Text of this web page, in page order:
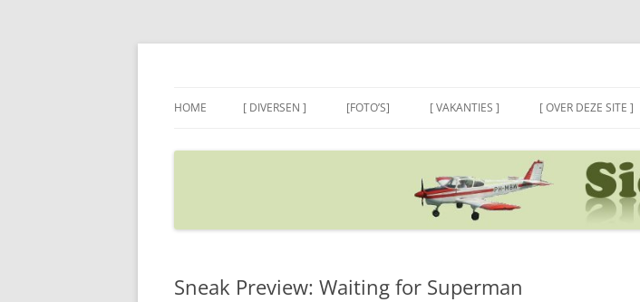
Ga
HOME [ DIVERSEN ] [FOTO’S] [ VAKANTIES ] [ OVER DEZE SITE ]
Sneak Preview: Waiting for Superman